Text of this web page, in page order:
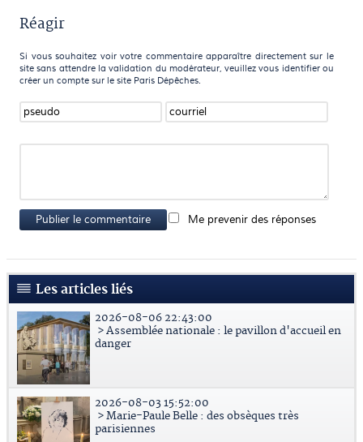
Réagir
Si vous souhaitez voir votre commentaire apparaître directement sur le
site sans attendre la validation du modérateur, veuillez vous identifier ou
créer un compte sur le site Paris Dépêches.
Publier le commentaire Me prevenir des réponses
Les articles liés
2026-08-06 22:43:00
> Assemblée nationale : le pavillon d'accueil en
danger
2026-08-03 15:52:00
> Marie-Paule Belle : des obsèques très
parisiennes